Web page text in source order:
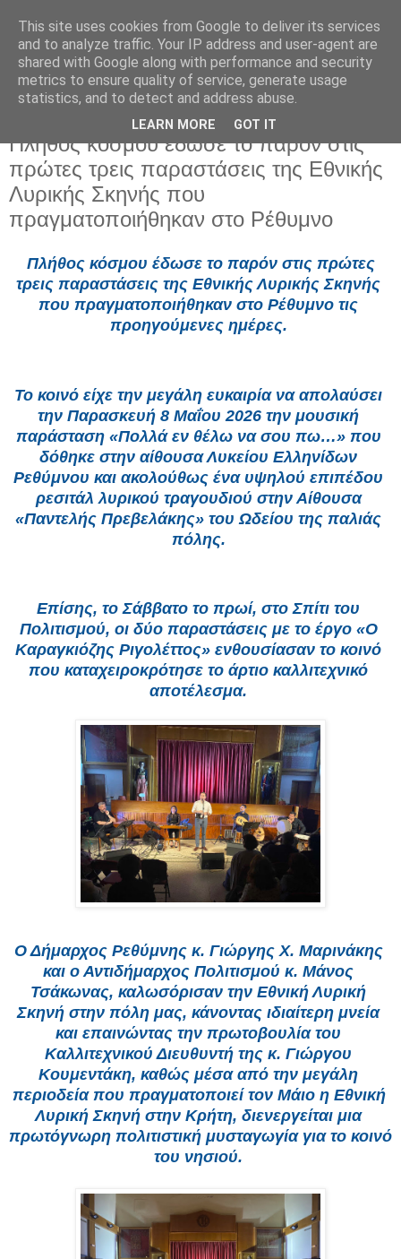
Δευτέρα 11 Μαΐου 2026
Πλήθος κόσμου έδωσε το παρόν στις
πρώτες τρεις παραστάσεις της Εθνικής
Λυρικής Σκηνής που
πραγματοποιήθηκαν στο Ρέθυμνο
Πλήθος κόσμου έδωσε το παρόν στις πρώτες
τρεις παραστάσεις της Εθνικής Λυρικής Σκηνής
που πραγματοποιήθηκαν στο Ρέθυμνο τις
προηγούμενες ημέρες.
Το κοινό είχε την μεγάλη ευκαιρία να απολαύσει
την Παρασκευή 8 Μαΐου 2026 την μουσική
παράσταση «Πολλά εν θέλω να σου πω…» που
δόθηκε στην αίθουσα Λυκείου Ελληνίδων
Ρεθύμνου και ακολούθως ένα υψηλού επιπέδου
ρεσιτάλ λυρικού τραγουδιού στην Αίθουσα
«Παντελής Πρεβελάκης» του Ωδείου της παλιάς
πόλης.
Επίσης, το Σάββατο το πρωί, στο Σπίτι του
Πολιτισμού, οι δύο παραστάσεις με το έργο «Ο
Καραγκιόζης Ριγολέττος» ενθουσίασαν το κοινό
που καταχειροκρότησε το άρτιο καλλιτεχνικό
αποτέλεσμα.
Ο Δήμαρχος Ρεθύμνης κ. Γιώργης Χ. Μαρινάκης
και ο Αντιδήμαρχος Πολιτισμού κ. Μάνος
Τσάκωνας, καλωσόρισαν την Εθνική Λυρική
Σκηνή στην πόλη μας, κάνοντας ιδιαίτερη μνεία
και επαινώντας την πρωτοβουλία του
Καλλιτεχνικού Διευθυντή της κ. Γιώργου
Κουμεντάκη, καθώς μέσα από την μεγάλη
περιοδεία που πραγματοποιεί τον Μάιο η Εθνική
Λυρική Σκηνή στην Κρήτη, διενεργείται μια
πρωτόγνωρη πολιτιστική μυσταγωγία για το κοινό
του νησιού.
This site uses cookies from Google to deliver its services
and to analyze traffic. Your IP address and user-agent are
shared with Google along with performance and security
metrics to ensure quality of service, generate usage
statistics, and to detect and address abuse.
LEARN MORE GOT IT